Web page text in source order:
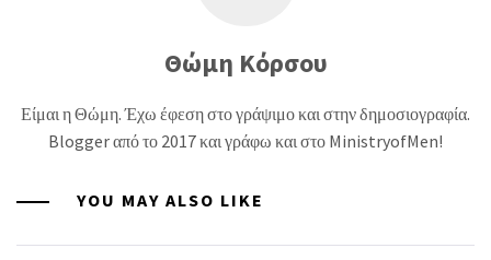
Θώμη Κόρσου
Είμαι η Θώμη. Έχω έφεση στο γράψιμο και στην δημοσιογραφία.
Blogger από το 2017 και γράφω και στο MinistryofMen!
YOU MAY ALSO LIKE